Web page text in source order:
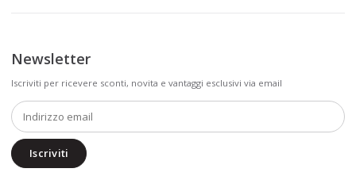
Newsletter
Iscriviti per ricevere sconti, novita e vantaggi esclusivi via email
Iscriviti